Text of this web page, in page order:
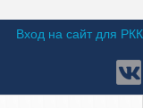
Вход на сайт для РКК